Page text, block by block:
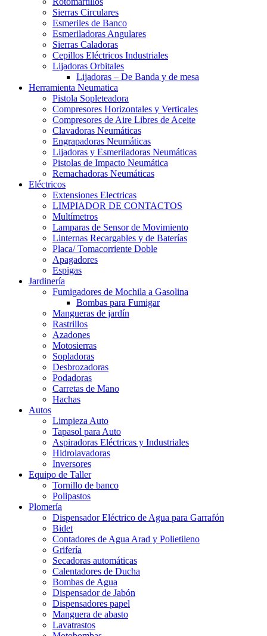
Sierras Circulares
Esmeriles de Banco
Esmeriladoras Angulares
Sierras Caladoras
Cepillos Eléctricos Industriales
Lijadoras Orbitales
Lijadoras – De Banda y de mesa
Herramienta Neumatica
Pistola Sopleteadora
Compresores Horizontales y Verticales
Compresores de Aire Libres de Aceite
Clavadoras Neumáticas
Engrapadoras Neumáticas
Lijadoras y Esmeriladoras Neumáticas
Pistolas de Impacto Neumática
Remachadoras Neumáticas
Eléctricos
Extensiones Electricas
LIMPIADOR DE CONTACTOS
Multímetros
Lamparas de Sensor de Movimiento
Linternas Recargables y de Baterías
Placa/ Tomacorriente Doble
Apagadores
Espigas
Jardinería
Fumigadores de Mochila a Gasolina
Bombas para Fumigar
Mangueras de jardín
Rastrillos
Azadones
Motosierras
Sopladoras
Desbrozadoras
Podadoras
Carretas de Mano
Hachas
Autos
Limpieza Auto
Tapasol para Auto
Aspiradoras Eléctricas y Industriales
Hidrolavadoras
Inversores
Equipo de Taller
Tornillo de banco
Polipastos
Plomería
Dispensador Eléctrico de Agua para Garrafón
Bidet
Contadores de Agua Arad y Polietileno
Grifería
Secadoras automáticas
Calentadores de Ducha
Bombas de Agua
Dispensador de Jabón
Dispensadores papel
Manguera de abasto
Lavatrastos